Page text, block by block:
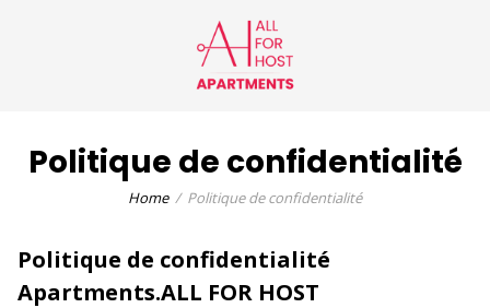
Politique de confidentialité
Home Politique de confidentialité
Politique de confidentialité
Apartments.ALL FOR HOST